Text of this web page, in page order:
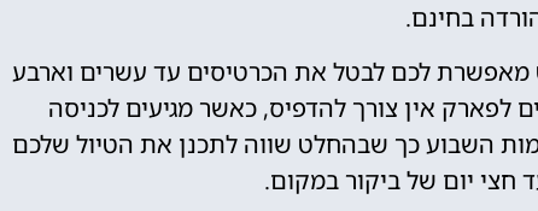
בחינם.
מאפשרת לכם לבטל את הכרטיסים עד עשרים וארבע
לפארק אין צורך להדפיס, כאשר מגיעים לכניסה
השבוע כך שבהחלט שווה לתכנן את הטיול שלכם
יום של ביקור במקום.